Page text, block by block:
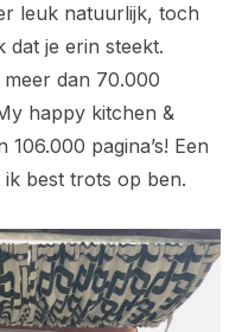
leuk natuurlijk, toch
dat je erin steekt.
dan 70.000
happy kitchen &
pagina’s! Een
best trots op ben.